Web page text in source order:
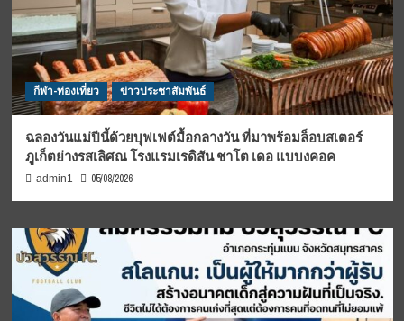
กีฬา-ท่องเที่ยว ข่าวประชาสัมพันธ์
ฉลองวันแม่ปีนี้ด้วยบุฟเฟต์มื้อกลางวัน ที่มาพร้อมล็อบสเตอร์
ภูเก็ตย่างรสเลิศณ โรงแรมเรดิสัน ชาโต เดอ แบบงคอค
admin1 05/08/2026